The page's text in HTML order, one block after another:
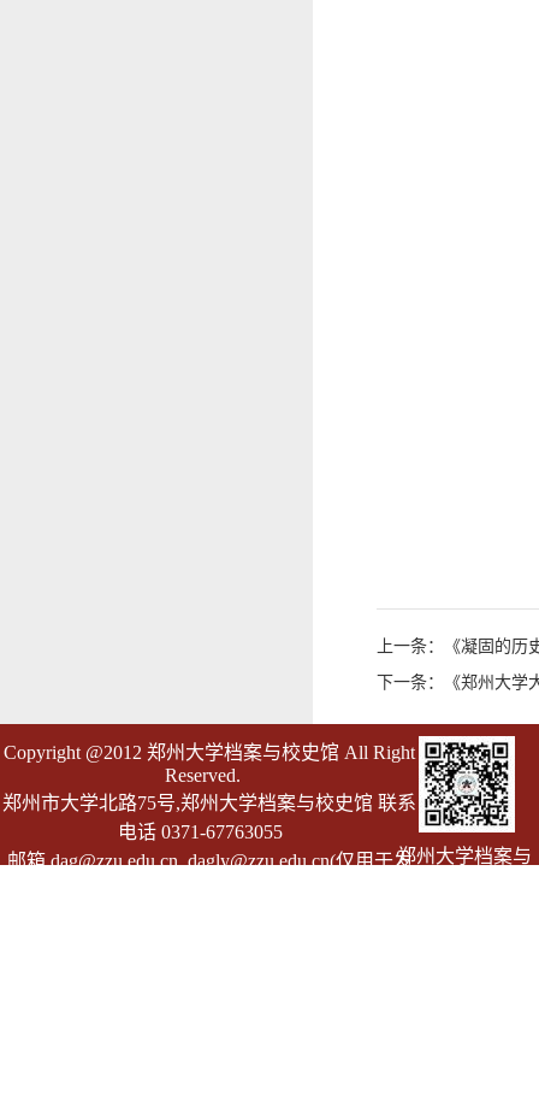
上一条：《凝固的
下一条：《郑州大学
Copyright @2012 郑州大学档案与校史馆 All Right
Reserved.
郑州市大学北路75号,郑州大学档案与校史馆 联系
电话 0371-67763055
邮箱 dag@zzu.edu.cn dagly@zzu.edu.cn(仅用于发郑州大学档案与